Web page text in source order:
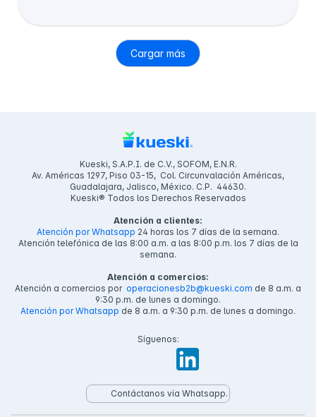
Cargar más
Kueski, S.A.P.I. de C.V., SOFOM, E.N.R.
Av. Américas 1297, Piso 03-15, Col. Circunvalación Américas,
Guadalajara, Jalisco, México. C.P. 44630.
Kueski® Todos los Derechos Reservados
Atención a clientes:
Atención por Whatsapp 24 horas los 7 días de la semana.
Atención telefónica de las 8:00 a.m. a las 8:00 p.m. los 7 días de la
semana.
Atención a comercios:
Atención a comercios por operacionesb2b@kueski.com de 8 a.m. a
9:30 p.m. de lunes a domingo.
Atención por Whatsapp de 8 a.m. a 9:30 p.m. de lunes a domingo.
Síguenos:
Contáctanos vía Whatsapp.